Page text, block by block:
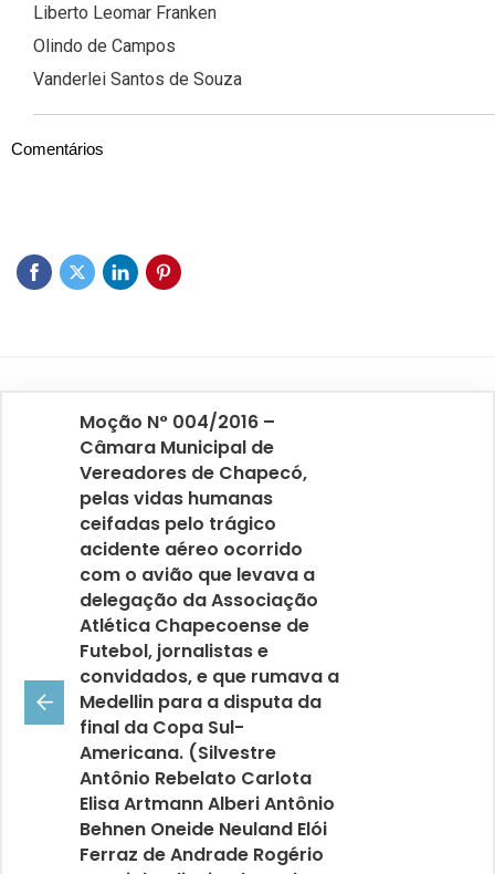
Liberto Leomar Franken
Olindo de Campos
Vanderlei Santos de Souza
Comentários
Moção N° 004/2016 –
Câmara Municipal de
Vereadores de Chapecó,
pelas vidas humanas
ceifadas pelo trágico
acidente aéreo ocorrido
com o avião que levava a
delegação da Associação
Atlética Chapecoense de
Futebol, jornalistas e
convidados, e que rumava a
Medellin para a disputa da
final da Copa Sul-
Americana. (Silvestre
Antônio Rebelato Carlota
Elisa Artmann Alberi Antônio
Behnen Oneide Neuland Elói
Ferraz de Andrade Rogério